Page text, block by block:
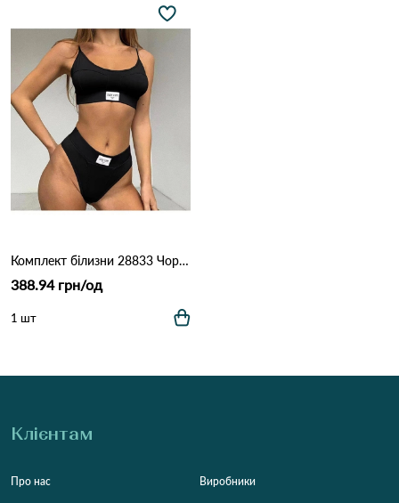
Комплект білизни 28833 Чорний
388.94 грн/од
1 шт
Клієнтам
Про нас Виробники